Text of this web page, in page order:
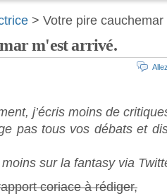
> Votre pire
m'est arrivé.
j’écris moins de
pas tous vos débats et
sur la fantasy via
coriace à rédiger,